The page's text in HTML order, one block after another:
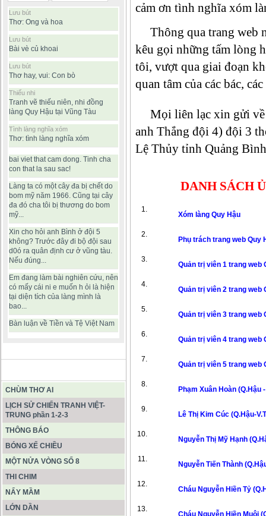
Lưu bút
Thơ: Ong và hoa
Lưu bút
Bài vè củ khoai
Lưu bút
Thơ hay, vui: Con bò
Thiếu nhi
Tranh vẽ thiếu niên, nhi đồng
làng Quy Hậu tại Vũng Tàu
Tình làng nghĩa xóm
Thơ: tình làng nghĩa xóm
bai viet that cam dong. Tinh cha
con that la sau sac!
Làng ta có một cây đa bị chết do
bom mỹ năm 1966. Cũng tại cây
đa đó cha tôi bị thương do bom
mỹ...
Xin cho hỏi anh Bình ở đội 5
không? Trước đây đi bộ đội sau
d0ó ra quân định cư ở vũng tàu.
Nếu đúng...
Em đang làm bài nghiên cứu, nên
có mấy cái ni e muốn h ỏi là hiện
tại diện tích của làng mình là
bao...
Bàn luận về Tiền và Tệ Việt Nam
CHÙM THƠ AI
LỊCH SỬ CHIẾN TRANH VIỆT-
TRUNG phần 1-2-3
THÔNG BÁO
BÓNG XẾ CHIỀU
MỘT NỬA VÒNG SỐ 8
THI CHIM
NẨY MẦM
LỚN DẦN
cảm ơn tình nghĩa xóm
Thông qua trang web
kêu gọi những tấm lòng
tôi, vượt qua giai đoạn
quan tâm của các bác,
Mọi liên lạc xin gửi về
anh Thắng đội 4) đội 3
Lệ Thủy tỉnh Quảng
DANH SÁCH
Xóm làng Quy Hậu
Phụ trách trang web Quy
Quản trị viên 1 trang
Quản trị viên 2 trang web
Quản trị viên 3 trang web
Quản trị viên 4 trang
Quản trị viên 5 trang
Phạm Xuân Hoàn
Lê Thị Kim Cúc
Nguyễn Thị Mỹ Hạnh
Nguyễn Tiến Thành
Cháu Nguyễn Hiền
Cháu Nguyễn Hiền